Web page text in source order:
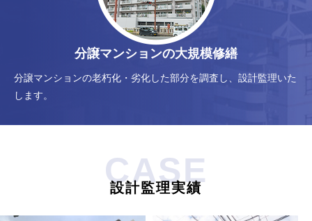
分譲マンションの大規模修繕
分譲マンションの老朽化・劣化した部分を調査し、設計監理いた
します。
CASE
設計監理実績